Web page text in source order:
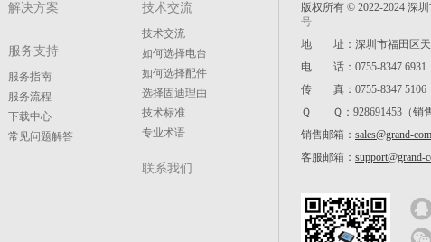
解决方案 技术交流
技术交流
如何选择电台
如何选择配件
选择固迪理由
技术标准
专业术语
服务支持
服务指南
服务流程
下载中心
常见问题解答
联系我们
版权所有 © 2022-2024 深
号
地 址：深圳市福田区天
电 话：0755-8347 6931
传 真：0755-8347 5106
Ｑ Ｑ：928691453（销售
销售邮箱： sales@grand-
客服邮箱： support@grand-